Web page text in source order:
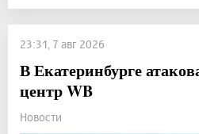
23:31, 7 авг 2026
В Екатеринбурге
центр WB
Новости